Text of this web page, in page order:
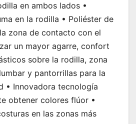
en ambos lados •
en la rodilla • Poliéster de
zona de contacto con el
un mayor agarre, confort
sobre la rodilla, zona
y pantorrillas para la
• Innovadora tecnología
obtener colores flúor •
en las zonas más